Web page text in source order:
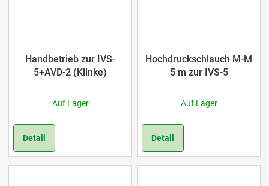
Handbetrieb zur IVS-
5+AVD-2 (Klinke)
Auf Lager
Detail
Hochdruckschlauch M-M
5 m zur IVS-5
Auf Lager
Detail